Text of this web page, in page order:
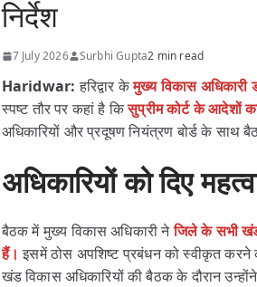
निर्देश
7 July 2026 Surbhi Gupta2 min read
Haridwar: हरिद्वार केमुख्य विकास अधिकारी
स्पष्ट तौर पर कहां है किसुप्रीम कोर्ट के आदेशों
अधिकारियों और प्रदूषण नियंत्रण बोर्ड के साथ
अधिकारियों को दिए
बैठक में मुख्य विकास अधिकारी नेजिले के सभी खंड
हैं। इसमें ठोस अपशिष्ट प्रबंधन को स्वीकृत करने
खंड विकास अधिकारियों की बैठक के दौरान